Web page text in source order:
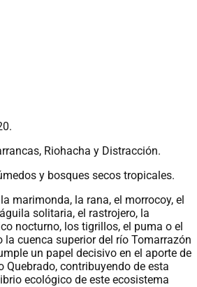
Riohacha y Distracción.
y bosques secos tropicales.
marimonda, la rana, el morrocoy, el
solitaria, el rastrojero, la
nocturno, los tigrillos, el puma o el
la cuenca superior del río Tomarrazón
un papel decisivo en el aporte de
Quebrado, contribuyendo de esta
ecológico de este ecosistema